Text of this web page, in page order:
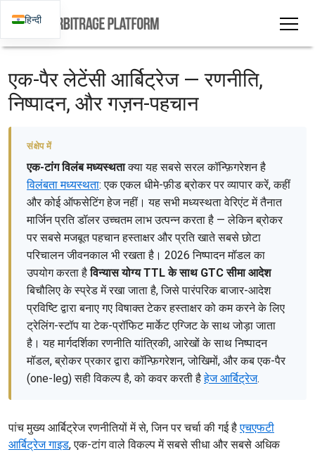
एक-पैर लेटेंसी आर्बिट्रेज — रणनीति,
निष्पादन, और गज़न-पहचान
संक्षेप में
एक-टांग विलंब मध्यस्थताक्या यह सबसे सरल कॉन्फ़िगरेशन है
विलंबता मध्यस्थता: एक एकल धीमे-फ़ीड ब्रोकर पर व्यापार करें, कहीं
और कोई ऑफसेटिंग हेज नहीं। यह सभी मध्यस्थता वेरिएंट में तैनात
मार्जिन प्रति डॉलर उच्चतम लाभ उत्पन्न करता है — लेकिन ब्रोकर
पर सबसे मजबूत पहचान हस्ताक्षर और प्रति खाते सबसे छोटा
परिचालन जीवनकाल भी रखता है। 2026 निष्पादन मॉडल का
उपयोग करता हैविन्यास योग्य TTL के साथ GTC सीमा आदेश
बिचौलिए के स्प्रेड में रखा जाता है, जिसे पारंपरिक बाजार-आदेश
प्रविष्टि द्वारा बनाए गए विषाक्त टेकर हस्ताक्षर को कम करने के लिए
ट्रेलिंग-स्टॉप या टेक-प्रॉफिट मार्केट एग्जिट के साथ जोड़ा जाता
है। यह मार्गदर्शिका रणनीति यांत्रिकी, आरेखों के साथ निष्पादन
मॉडल, ब्रोकर प्रकार द्वारा कॉन्फ़िगरेशन, जोखिमों, और कब एक-पैर
(one-leg) सही विकल्प है, को कवर करती हैहेज आर्बिट्रेज.
पांच मुख्य आर्बिट्रेज रणनीतियों में से, जिन पर चर्चा की गई हैएचएफटी
आर्बिट्रेज गाइड, एक-टांग वाले विकल्प में सबसे सीधा और सबसे अधिक
हिन्दी